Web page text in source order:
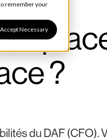
remember your
Accept Necessary
?
du DAF (CFO).